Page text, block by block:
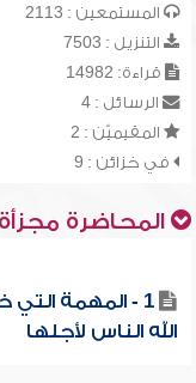
المستمعين : 2113
التنزيل : 7503
قراءة: 14982
الرسائل : 4
المقيميّن : 2
في خزائن : 9
المحاضرة مجزأة
1 - المهمة التي
الله الناس لأجلها